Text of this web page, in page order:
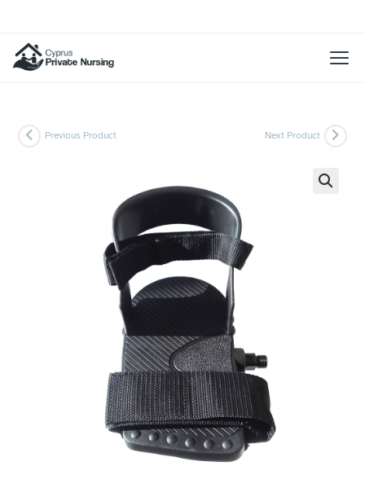
Previous Product Next Product